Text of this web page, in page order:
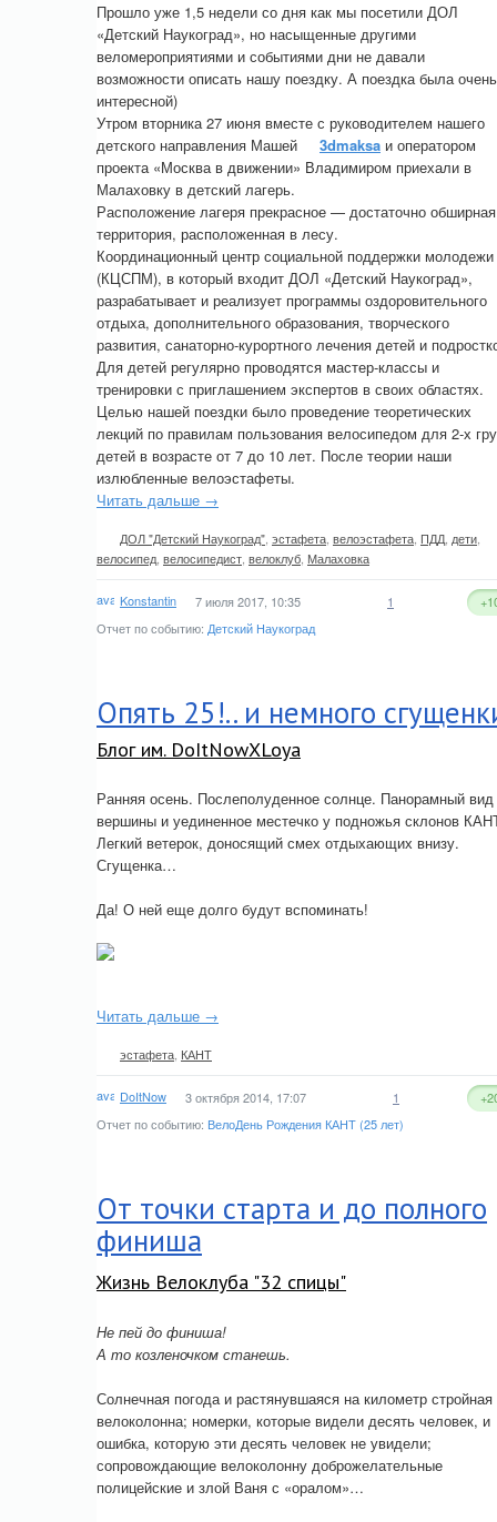
Прошло уже 1,5 недели со дня как мы посетили ДОЛ
«Детский Наукоград», но насыщенные другими
веломероприятиями и событиями дни не давали
возможности описать нашу поездку. А поездка была очень
интересной)
Утром вторника 27 июня вместе с руководителем нашего
детского направления Машей
3dmaksa и оператором
проекта «Москва в движении» Владимиром приехали в
Малаховку в детский лагерь.
Расположение лагеря прекрасное — достаточно обширная
территория, расположенная в лесу.
Координационный центр социальной поддержки молодежи
(КЦСПМ), в который входит ДОЛ «Детский Наукоград»,
разрабатывает и реализует программы оздоровительного
отдыха, дополнительного образования, творческого
развития, санаторно-курортного лечения детей и
Для детей регулярно проводятся мастер-классы и
тренировки с приглашением экспертов в своих областях.
Целью нашей поездки было проведение теоретических
лекций по правилам пользования велосипедом для 2-х
детей в возрасте от 7 до 10 лет. После теории наши
излюбленные велоэстафеты.
Читать дальше →
ДОЛ "Детский Наукоград" эстафета велоэстафета ПДД дети
велосипед велосипедист велоклуб Малаховка
Konstantin 7 июля 2017, 10:35 1
Отчет по событию: Детский Наукоград
Опять 25!.. и немного
Блог им. DoItNowXLoya
Ранняя осень. Послеполуденное солнце. Панорамный
вершины и уединенное местечко у подножья склонов
Легкий ветерок, доносящий смех отдыхающих внизу.
Сгущенка…
Да! О ней еще долго будут вспоминать!
Читать дальше →
эстафета КАНТ
DoItNow 3 октября 2014, 17:07 1
Отчет по событию: ВелоДень Рождения КАНТ (25 лет)
От точки старта и до полного
финиша
Жизнь Велоклуба "32 спицы"
Не пей до финиша!
А то козленочком станешь.
Солнечная погода и растянувшаяся на километр стройная
велоколонна; номерки, которые видели десять человек, и
ошибка, которую эти десять человек не увидели;
сопровождающие велоколонну доброжелательные
полицейские и злой Ваня с «оралом»…